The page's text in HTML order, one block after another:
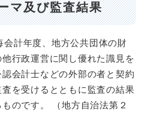
マ及び監査結果
計年度、地方公共団体の財
行政運営に関し優れた識見を
会計士などの外部の者と契約
を受けるとともに監査の結果
のです。 （地方自治法第２